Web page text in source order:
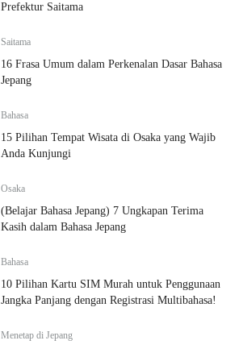
Prefektur Saitama
Saitama
16 Frasa Umum dalam Perkenalan Dasar Bahasa
Jepang
Bahasa
15 Pilihan Tempat Wisata di Osaka yang Wajib
Anda Kunjungi
Osaka
(Belajar Bahasa Jepang) 7 Ungkapan Terima
Kasih dalam Bahasa Jepang
Bahasa
10 Pilihan Kartu SIM Murah untuk Penggunaan
Jangka Panjang dengan Registrasi Multibahasa!
Menetap di Jepang